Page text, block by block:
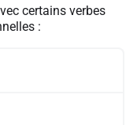
certains verbes
: